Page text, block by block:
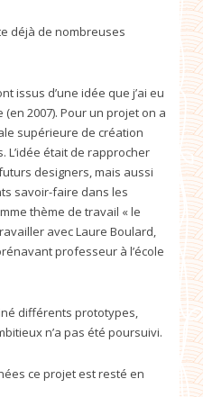
déjà de nombreuses
issus d’une idée que j’ai eu
2007). Pour un projet on a
supérieure de création
L’idée était de rapprocher
designers, mais aussi
savoir-faire dans les
thème de travail « le
avec Laure Boulard,
professeur à l’école
différents prototypes,
n’a pas été poursuivi.
ce projet est resté en